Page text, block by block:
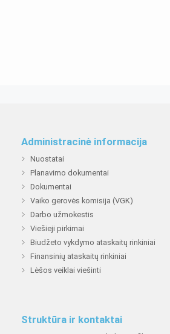
Administracinė informacija
Nuostatai
Planavimo dokumentai
Dokumentai
Vaiko gerovės komisija (VGK)
Darbo užmokestis
Viešieji pirkimai
Biudžeto vykdymo ataskaitų rinkiniai
Finansinių ataskaitų rinkiniai
Lėšos veiklai viešinti
Struktūra ir kontaktai